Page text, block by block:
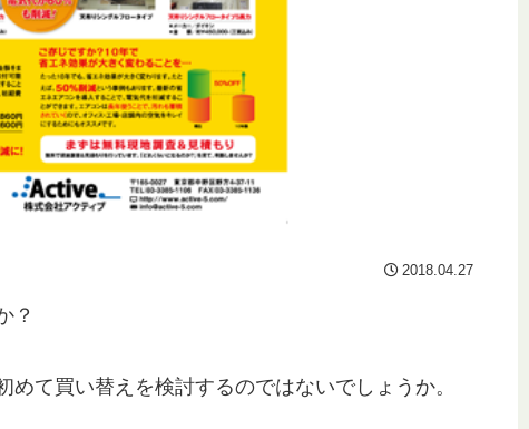
2018.04.27
？
て買い替えを検討するのではないでしょうか。